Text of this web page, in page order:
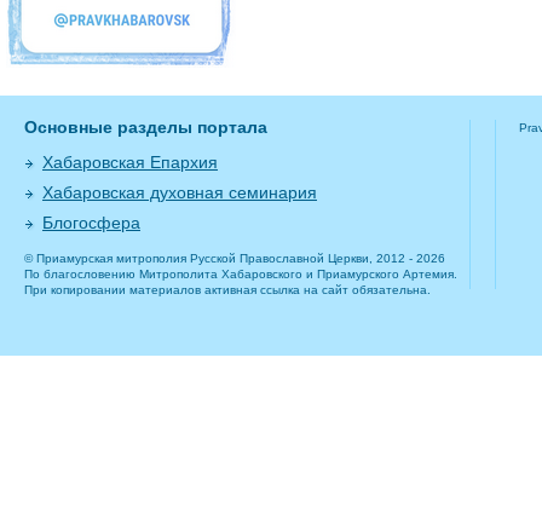
Основные разделы портала
Хабаровская Епархия
Хабаровская духовная семинария
Блогосфера
© Приамурская митрополия Русской Православной Церкви, 2012 - 2026
По благословению Митрополита Хабаровского и Приамурского Артемия.
При копировании материалов активная ссылка на сайт обязательна.